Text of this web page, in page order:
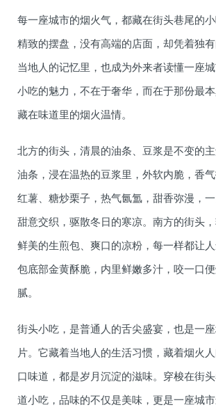
每一座城市的烟火气，都藏在街头巷尾的
精致的摆盘，没有高端的店面，却凭着独
当地人的记忆里，也成为外来者读懂一座
小吃的魅力，不在于奢华，而在于那份最
藏在味道里的烟火温情。
北方的街头，清晨的油条、豆浆是不变的
油条，浸在温热的豆浆里，外软内脆，香
红薯、糖炒栗子，热气氤氲，甜香弥漫，
甜意交织，驱散冬日的寒凉。南方的街头，
鲜美的生煎包、爽口的凉粉，每一样都让
包底部金黄酥脆，内里鲜嫩多汁，咬一口
腻。
街头小吃，是普通人的舌尖盛宴，也是一
片。它藏着当地人的生活习惯，藏着烟火
口味道，都是岁月沉淀的滋味。穿梭在街
道小吃，品味的不仅是美味，更是一座城